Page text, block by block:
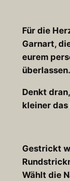
Für die
Garnart,
eurem
überlassen.
Denkt
kleiner
Gestrickt
Wählt die